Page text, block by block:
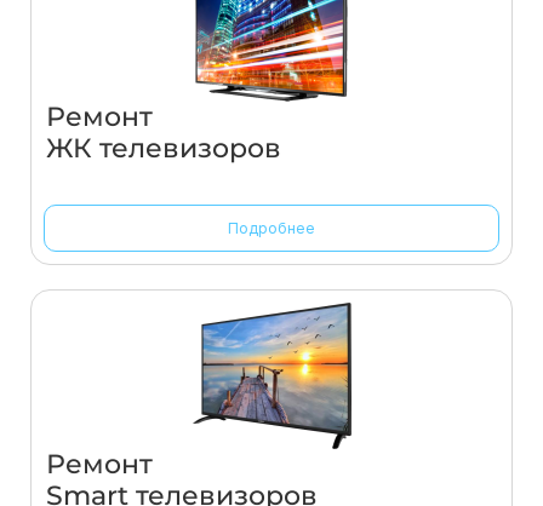
Ремонт
ЖК телевизоров
Подробнее
Ремонт
Smart телевизоров